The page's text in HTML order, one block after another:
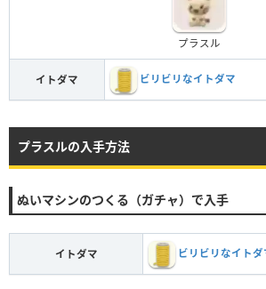
プラスル
イトダマ ビリビリなイトダマ
プラスルの入手方法
ぬいマシンのつくる（ガチャ）で入手
イトダマ ビリビリなイトダ